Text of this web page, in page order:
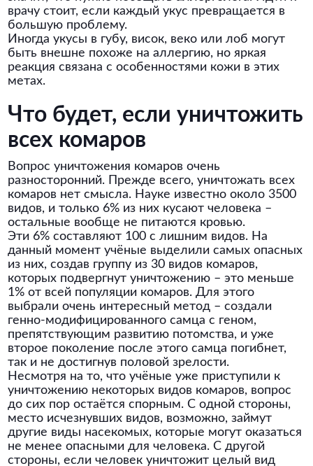
врачу стоит, если каждый укус превращается в
большую проблему.
Иногда укусы в губу, висок, веко или лоб могут
быть внешне похоже на аллергию, но яркая
реакция связана с особенностями кожи в этих
метах.
Что будет, если уничтожить
всех комаров
Вопрос уничтожения комаров очень
разносторонний. Прежде всего, уничтожать всех
комаров нет смысла. Науке известно около 3500
видов, и только 6% из них кусают человека –
остальные вообще не питаются кровью.
Эти 6% составляют 100 с лишним видов. На
данный момент учёные выделили самых опасных
из них, создав группу из 30 видов комаров,
которых подвергнут уничтожению – это меньше
1% от всей популяции комаров. Для этого
выбрали очень интересный метод – создали
генно-модифицированного самца с геном,
препятствующим развитию потомства, и уже
второе поколение после этого самца погибнет,
так и не достигнув половой зрелости.
Несмотря на то, что учёные уже приступили к
уничтожению некоторых видов комаров, вопрос
до сих пор остаётся спорным. С одной стороны,
место исчезнувших видов, возможно, займут
другие виды насекомых, которые могут оказаться
не менее опасными для человека. С другой
стороны, если человек уничтожит целый вид